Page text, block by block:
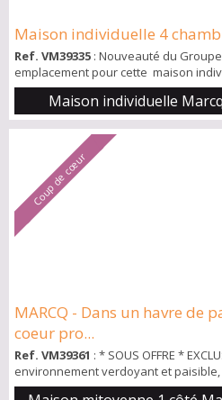
Maison individuelle 4
Ref. VM39335 : Nouveauté du
emplacement pour cette maison
située au sein d'un lotissement
Hall d'entrée avec placard et
terrasse et le jardin exposé Sud,
chambres dont 3 avec placards une
douche Combles de rangem...
Maison individuelle
Coup de cœur
MARCQ - Dans un havre de
coeur pro...
Ref. VM39361 : * SOUS OFFRE *
environnement verdoyant et
écoles et du centre de Marcq-en-